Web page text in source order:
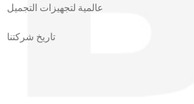
عالمية لتجهيزات التجميل
تاريخ شركتنا